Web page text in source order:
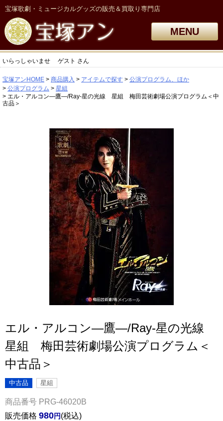
宝塚歌劇・ミュージカルグッズの販売＆買取り専門店
MENU
いらっしゃいませ ゲスト さん
宝塚アンHOME 商品購入 アイテムで探す
公演プログラム、ほか
公演プログラム
星組
エル・アルコン―鷹―/Ray-星の光線 星組 梅田芸術劇場公演プログラム＜中
古品＞
エル・アルコン―鷹―/Ray-星の光線
星組 梅田芸術劇場公演プログラム＜
中古品＞
中古品 星組
商品番号 PRG-46020B
販売価格 980 税込